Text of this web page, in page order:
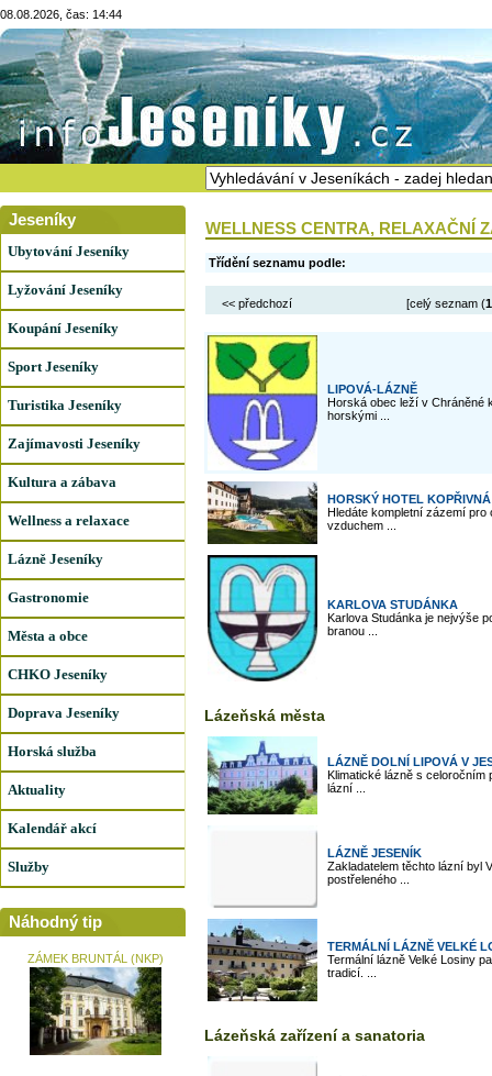
08.08.2026, čas: 14:44
Jeseníky
Ubytování Jeseníky
Lyžování Jeseníky
Koupání Jeseníky
Sport Jeseníky
Turistika Jeseníky
Zajímavosti Jeseníky
Kultura a zábava
Wellness a relaxace
Lázně Jeseníky
Gastronomie
Města a obce
CHKO Jeseníky
Doprava Jeseníky
Horská služba
Aktuality
Kalendář akcí
Služby
Náhodný tip
ZÁMEK BRUNTÁL (NKP)
WELLNESS CENTRA, RELAXAČNÍ
Třídění seznamu podle:
<< předchozí [celý seznam (
LIPOVÁ-LÁZNĚ
Horská obec leží v Chráněné
horskými ...
HORSKÝ HOTEL
Hledáte kompletní zázemí
vzduchem ...
KARLOVA STUDÁNKA
Karlova Studánka je nejvýše
branou ...
Lázeňská města
LÁZNĚ DOLNÍ LIPOVÁ V
Klimatické lázně s celoročním
lázní ...
LÁZNĚ JESENÍK
Zakladatelem těchto lázní byl
postřeleného ...
TERMÁLNÍ LÁZNĚ VELKÉ
Termální lázně Velké Losiny
tradicí. ...
Lázeňská zařízení a sanatoria